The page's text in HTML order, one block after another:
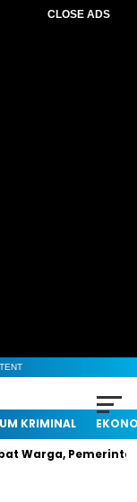
CLOSE ADS
KRIMINAL
Warga,